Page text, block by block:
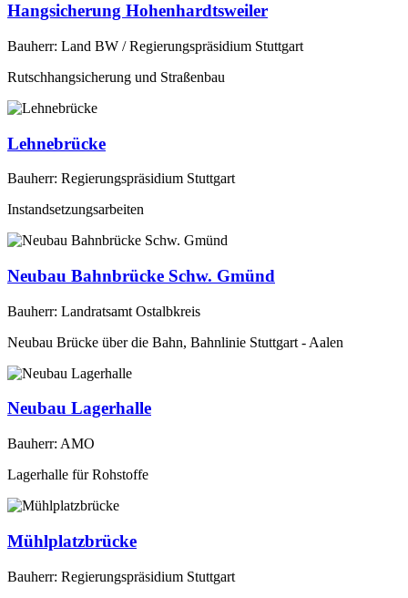
Hangsicherung Hohenhardtsweiler
Bauherr: Land BW / Regierungspräsidium Stuttgart
Rutschhangsicherung und Straßenbau
Lehnebrücke
Bauherr: Regierungspräsidium Stuttgart
Instandsetzungsarbeiten
Neubau Bahnbrücke Schw. Gmünd
Bauherr: Landratsamt Ostalbkreis
Neubau Brücke über die Bahn, Bahnlinie Stuttgart - Aalen
Neubau Lagerhalle
Bauherr: AMO
Lagerhalle für Rohstoffe
Mühlplatzbrücke
Bauherr: Regierungspräsidium Stuttgart